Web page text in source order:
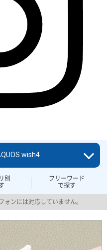
別
フリーワード
で探す
wish4
ォンには対応していません。